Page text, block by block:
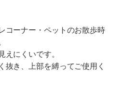
コーナー・ペットのお散歩時
にくいです。
抜き、上部を縛ってご使用く